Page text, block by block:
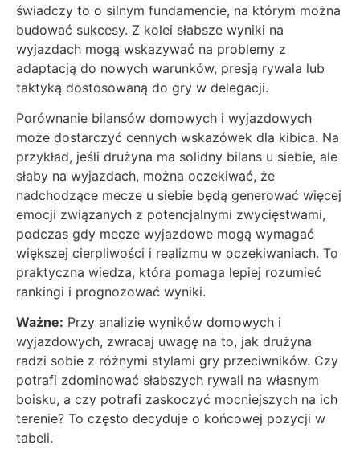
świadczy to o silnym fundamencie, na którym można
budować sukcesy. Z kolei słabsze wyniki na
wyjazdach mogą wskazywać na problemy z
adaptacją do nowych warunków, presją rywala lub
taktyką dostosowaną do gry w delegacji.
Porównanie bilansów domowych i wyjazdowych
może dostarczyć cennych wskazówek dla kibica. Na
przykład, jeśli drużyna ma solidny bilans u siebie, ale
słaby na wyjazdach, można oczekiwać, że
nadchodzące mecze u siebie będą generować więcej
emocji związanych z potencjalnymi zwycięstwami,
podczas gdy mecze wyjazdowe mogą wymagać
większej cierpliwości i realizmu w oczekiwaniach. To
praktyczna wiedza, która pomaga lepiej rozumieć
rankingi i prognozować wyniki.
Ważne: Przy analizie wyników domowych i
wyjazdowych, zwracaj uwagę na to, jak drużyna
radzi sobie z różnymi stylami gry przeciwników. Czy
potrafi zdominować słabszych rywali na własnym
boisku, a czy potrafi zaskoczyć mocniejszych na ich
terenie? To często decyduje o końcowej pozycji w
tabeli.